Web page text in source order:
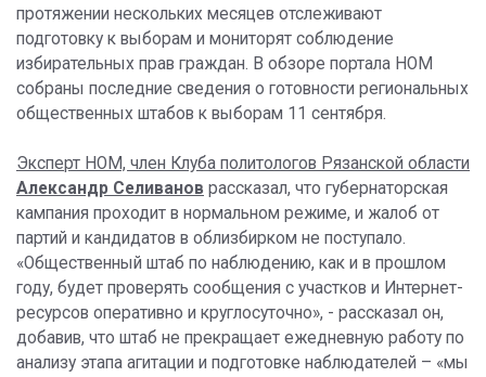
протяжении нескольких месяцев отслеживают
подготовку к выборам и мониторят соблюдение
избирательных прав граждан. В обзоре портала НОМ
собраны последние сведения о готовности региональных
общественных штабов к выборам 11 сентября.
Эксперт НОМ, член Клуба политологов Рязанской области
Александр Селиванов рассказал, что губернаторская
кампания проходит в нормальном режиме, и жалоб от
партий и кандидатов в облизбирком не поступало.
«Общественный штаб по наблюдению, как и в прошлом
году, будет проверять сообщения с участков и Интернет-
ресурсов оперативно и круглосуточно», - рассказал он,
добавив, что штаб не прекращает ежедневную работу по
анализу этапа агитации и подготовке наблюдателей – «мы